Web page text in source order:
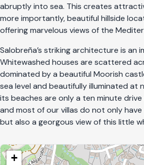
abruptly into sea. This creates
more importantly, beautiful hillside
offering marvelous views of the
Salobreña’s striking architecture is an
Whitewashed houses are scattered
dominated by a beautiful Moorish
sea level and beautifully illuminated at
its beaches are only a ten minute drive
and most of our villas do not only have
but also a georgous view of this little
+